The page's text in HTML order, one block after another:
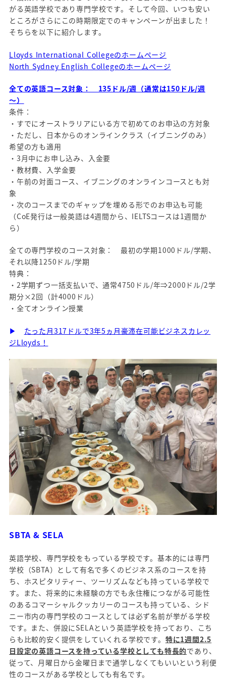
がる英語学校であり専門学校です。そして今回、いつも安い
ところがさらにこの時期限定でのキャンペーンが出ました！
そちらを以下に紹介します。
Lloyds International Collegeのホームページ
North Sydney English Collegeのホームページ
全ての英語コース対象： 135ドル/週（通常は150ドル/週
～）
条件：
・すでにオーストラリアにいる方で初めてのお申込の方対象
・ただし、日本からのオンラインクラス（イブニングのみ）
希望の方も適用
・3月中にお申し込み、入金要
・教材費、入学金要
・午前の対面コース、イブニングのオンラインコースとも対
象
・次のコースまでのギャップを埋める形でのお申込も可能
（CoE発行は一般英語は4週間から、IELTSコースは1週間か
ら）
全ての専門学校のコース対象： 最初の学期1000ドル/学期、
それ以降1250ドル/学期
特典：
・2学期ずつ一括支払いで、通常4750ドル/年⇒2000ドル/2学
期分×2回（計4000ドル）
・全てオンライン授業
▶
たった月317ドルで3年5ヵ月豪滞在可能ビジネスカレッ
ジLloyds！
SBTA & SELA
英語学校、専門学校をもっている学校です。基本的には専門
学校（SBTA）として有名で多くのビジネス系のコースを持
ち、ホスピタリティー、ツーリズムなども持っている学校で
す。また、将来的に未経験の方でも永住権につながる可能性
のあるコマーシャルクッカリーのコースも持っている、シド
ニー市内の専門学校のコースとしては必ず名前が挙がる学校
です。また、併設にSELAという英語学校を持っており、こち
らも比較的安く提供をしていくれる学校です。 特に1週間2.5
日設定の英語コースを持っている学校としても特長的であり、
従って、月曜日から金曜日まで通学しなくてもいいという利便
性のコースがある学校としても有名です。